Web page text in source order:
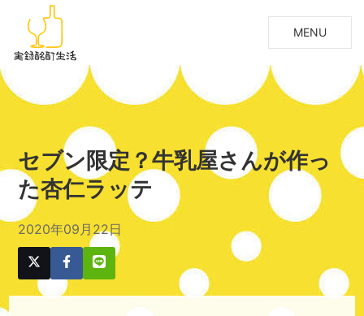
MENU
セブン限定？牛乳屋さんが作っ
た杏仁ラッテ
2020年09月22日